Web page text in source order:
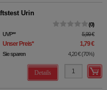
Urin
0
UVP** 5,99 €
Unser Preis* 1,79 €
Sie sparen 4,20 € (70%)
Details